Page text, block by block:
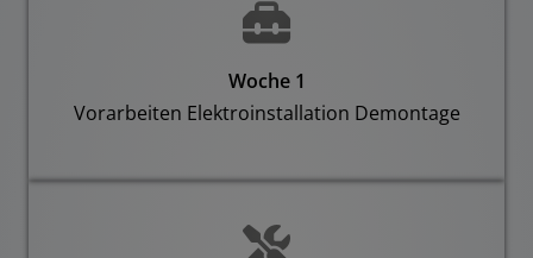
Woche 1
Vorarbeiten Elektroinstallation Demontage